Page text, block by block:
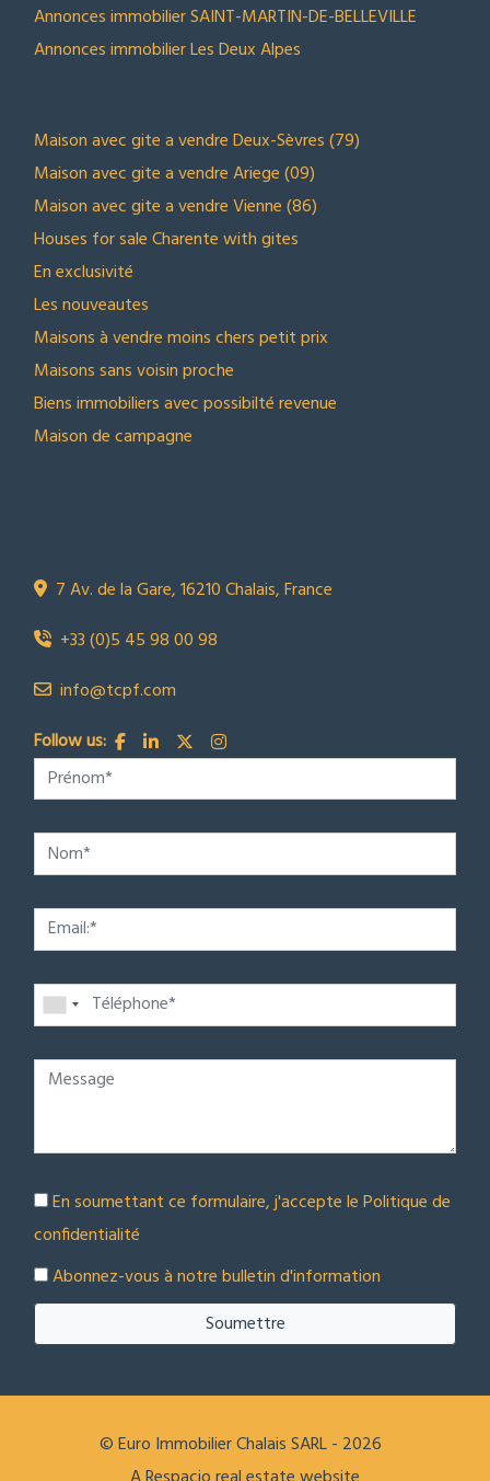
Annonces immobilier SAINT-MARTIN-DE-BELLEVILLE
Annonces immobilier Les Deux Alpes
Maison avec gite a vendre Deux-Sèvres (79)
Maison avec gite a vendre Ariege (09)
Maison avec gite a vendre Vienne (86)
Houses for sale Charente with gites
En exclusivité
Les nouveautes
Maisons à vendre moins chers petit prix
Maisons sans voisin proche
Biens immobiliers avec possibilté revenue
Maison de campagne
7 Av. de la Gare, 16210 Chalais, France
+33 (0)5 45 98 00 98
info@tcpf.com
Follow us:
En soumettant ce formulaire, j'accepte lePolitique de
confidentialité
Abonnez-vous à notre bulletin d'information
Soumettre
© Euro Immobilier Chalais SARL - 2026